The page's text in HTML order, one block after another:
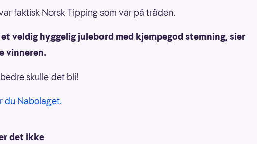
faktisk Norsk Tipping som var på tråden.
veldig hyggelig julebord med kjempegod stemning, sier
vinneren.
skulle det bli!
du Nabolaget.
det ikke